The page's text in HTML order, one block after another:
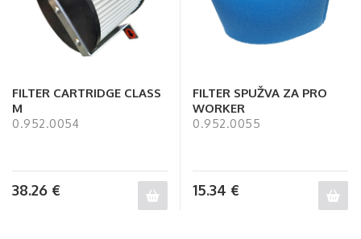
FILTER CARTRIDGE CLASS
M
0.952.0054
38.26 €
FILTER SPUŽVA ZA PRO
WORKER
0.952.0055
15.34 €